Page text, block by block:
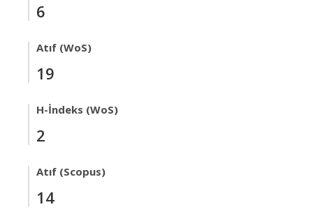
6
Atıf (WoS)
19
H-İndeks (WoS)
2
Atıf (Scopus)
14